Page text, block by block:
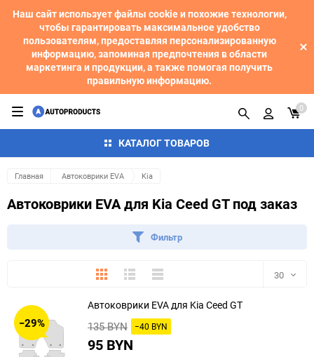
Наш сайт использует файлы cookie и похожие технологии,
чтобы гарантировать максимальное удобство
пользователям, предоставляя персонализированную
информацию, запоминая предпочтения в области
маркетинга и продукции, а также помогая получить
правильную информацию.
КАТАЛОГ ТОВАРОВ
0
Главная Автоковрики EVA Kia
Автоковрики EVA для Kia Ceed GT под заказ
Фильтр
ПлиткаПодробноКомпактно 30
−29%
Автоковрики EVA для Kia Ceed GT
135 BYN −40 BYN
95 BYN